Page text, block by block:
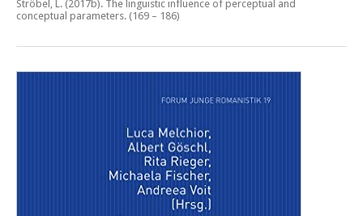
Ströbel, L. (2017b). The linguistic influence of perceptual and
conceptual parameters. (169 – 186)